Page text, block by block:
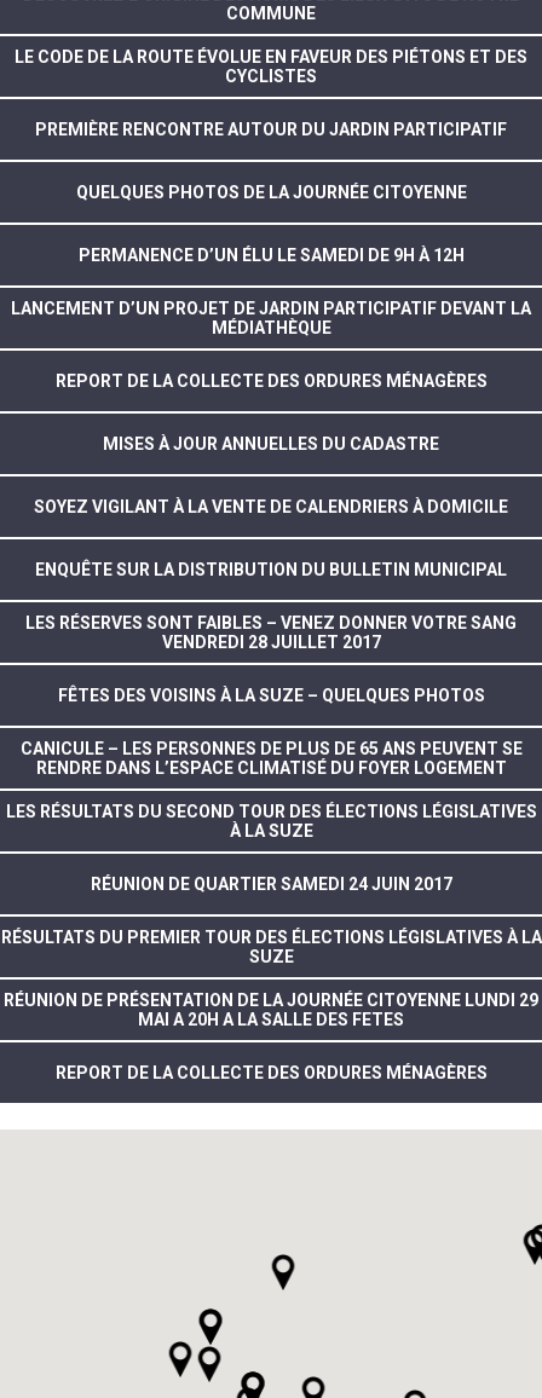
COMMUNE
LE CODE DE LA ROUTE ÉVOLUE EN FAVEUR DES PIÉTONS ET DES
CYCLISTES
PREMIÈRE RENCONTRE AUTOUR DU JARDIN PARTICIPATIF
QUELQUES PHOTOS DE LA JOURNÉE CITOYENNE
PERMANENCE D’UN ÉLU LE SAMEDI DE 9H À 12H
LANCEMENT D’UN PROJET DE JARDIN PARTICIPATIF DEVANT LA
MÉDIATHÈQUE
REPORT DE LA COLLECTE DES ORDURES MÉNAGÈRES
MISES À JOUR ANNUELLES DU CADASTRE
SOYEZ VIGILANT À LA VENTE DE CALENDRIERS À DOMICILE
ENQUÊTE SUR LA DISTRIBUTION DU BULLETIN MUNICIPAL
LES RÉSERVES SONT FAIBLES – VENEZ DONNER VOTRE SANG
VENDREDI 28 JUILLET 2017
FÊTES DES VOISINS À LA SUZE – QUELQUES PHOTOS
CANICULE – LES PERSONNES DE PLUS DE 65 ANS PEUVENT SE
RENDRE DANS L’ESPACE CLIMATISÉ DU FOYER LOGEMENT
LES RÉSULTATS DU SECOND TOUR DES ÉLECTIONS LÉGISLATIVES
À LA SUZE
RÉUNION DE QUARTIER SAMEDI 24 JUIN 2017
RÉSULTATS DU PREMIER TOUR DES ÉLECTIONS LÉGISLATIVES À LA
SUZE
RÉUNION DE PRÉSENTATION DE LA JOURNÉE CITOYENNE LUNDI 29
MAI A 20H A LA SALLE DES FETES
REPORT DE LA COLLECTE DES ORDURES MÉNAGÈRES